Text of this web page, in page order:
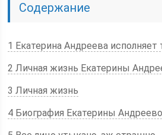
Содержание
1 Екатерина Андреева
2 Личная жизнь Екатерины
3 Личная жизнь
4 Биография Екатерины